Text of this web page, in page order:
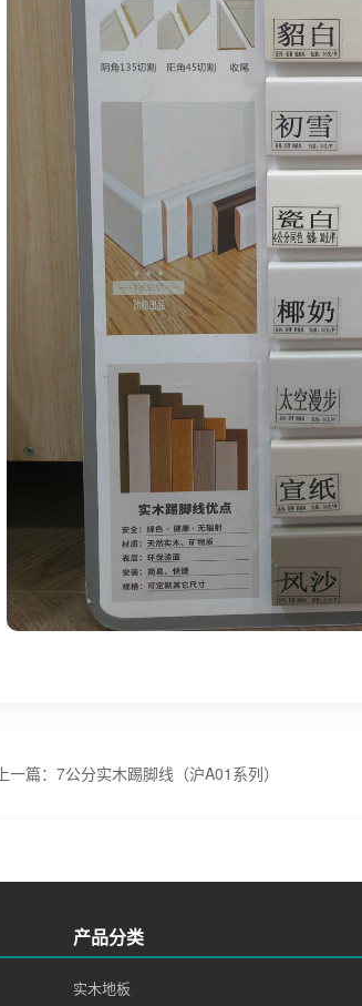
上一篇：7公分实木踢脚线（沪A01系列）
产品分类
实木地板